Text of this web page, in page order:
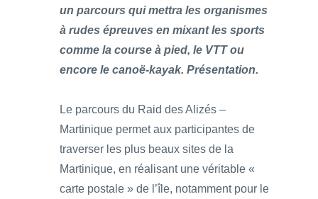
un parcours qui mettra les organismes
à rudes épreuves en mixant les sports
comme la course à pied, le VTT ou
encore le canoë-kayak. Présentation.
Le parcours du Raid des Alizés –
Martinique permet aux participantes de
traverser les plus beaux sites de la
Martinique, en réalisant une véritable «
carte postale » de l’île, notamment pour le